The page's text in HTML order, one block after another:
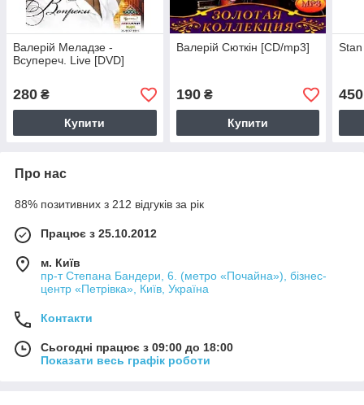
Валерій Меладзе -
Всупереч. Live [DVD]
280 ₴
Купити
Валерій Cюткін [CD/mp3]
190₴
Купити
450
Про нас
88% позитивних з 212 відгуків за рік
Працює з 25.10.2012
м. Київ
пр-т Степана Бандери, 6. (метро «Почайна»), бізнес-
центр «Петрівка», Київ, Україна
Контакти
Сьогодні працює з 09:00 до 18:00
Показати весь графік роботи